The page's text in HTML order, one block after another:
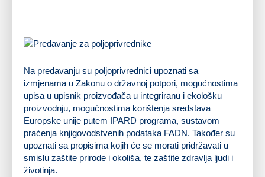
Na predavanju su poljoprivrednici upoznati sa
izmjenama u Zakonu o državnoj potpori, mogućnostima
upisa u upisnik proizvođača u integriranu i ekološku
proizvodnju, mogućnostima korištenja sredstava
Europske unije putem IPARD programa, sustavom
praćenja knjigovodstvenih podataka FADN. Također su
upoznati sa propisima kojih će se morati pridržavati u
smislu zaštite prirode i okoliša, te zaštite zdravlja ljudi i
životinja.